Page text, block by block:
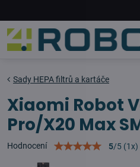
Sady HEPA filtrů a kartáče
Xiaomi Robot
Pro/X20 Max
Hodnocení 5/5 (1x)